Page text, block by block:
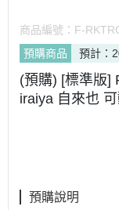
商品編號： F-
預購商品
預計：
(預購) [標準版]
iraiya 自來也
預購說明